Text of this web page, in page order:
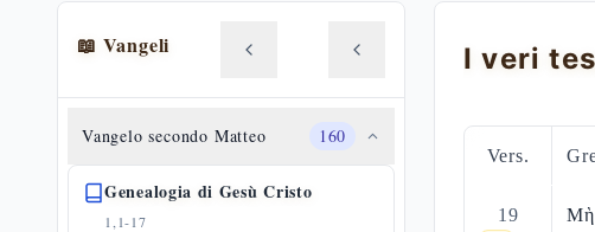
📖 Vangeli
Vangelo secondo Matteo 160
Genealogia di Gesù Cristo
1,1-17
I veri
Vers.
19
Μὴ